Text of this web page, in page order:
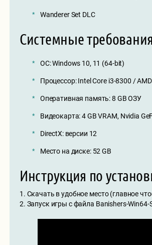
Wanderer Set DLC
Системные
ОС: Windows 10, 11 (64-bit)
Процессор: Intel Core i3-8300 /
Оперативная память: 8 GB ОЗУ
Видеокарта: 4 GB VRAM, Nvidia
DirectX: версии 12
Место на диске: 52 GB
Инструкция по
1. Скачать в удобное место (главное
2. Запуск игры с файла Banishers-